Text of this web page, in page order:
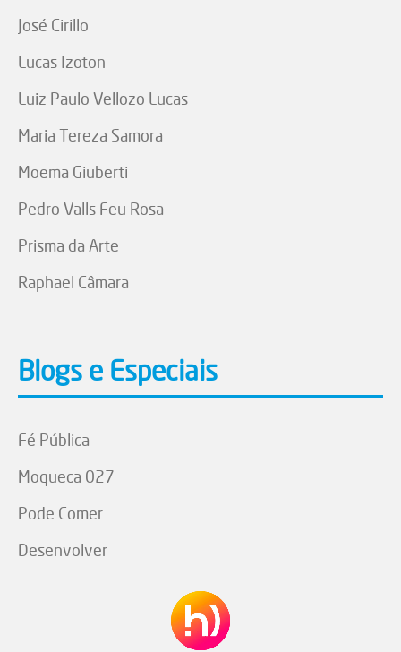
José Cirillo
Lucas Izoton
Luiz Paulo Vellozo Lucas
Maria Tereza Samora
Moema Giuberti
Pedro Valls Feu Rosa
Prisma da Arte
Raphael Câmara
Blogs e Especiais
Fé Pública
Moqueca 027
Pode Comer
Desenvolver